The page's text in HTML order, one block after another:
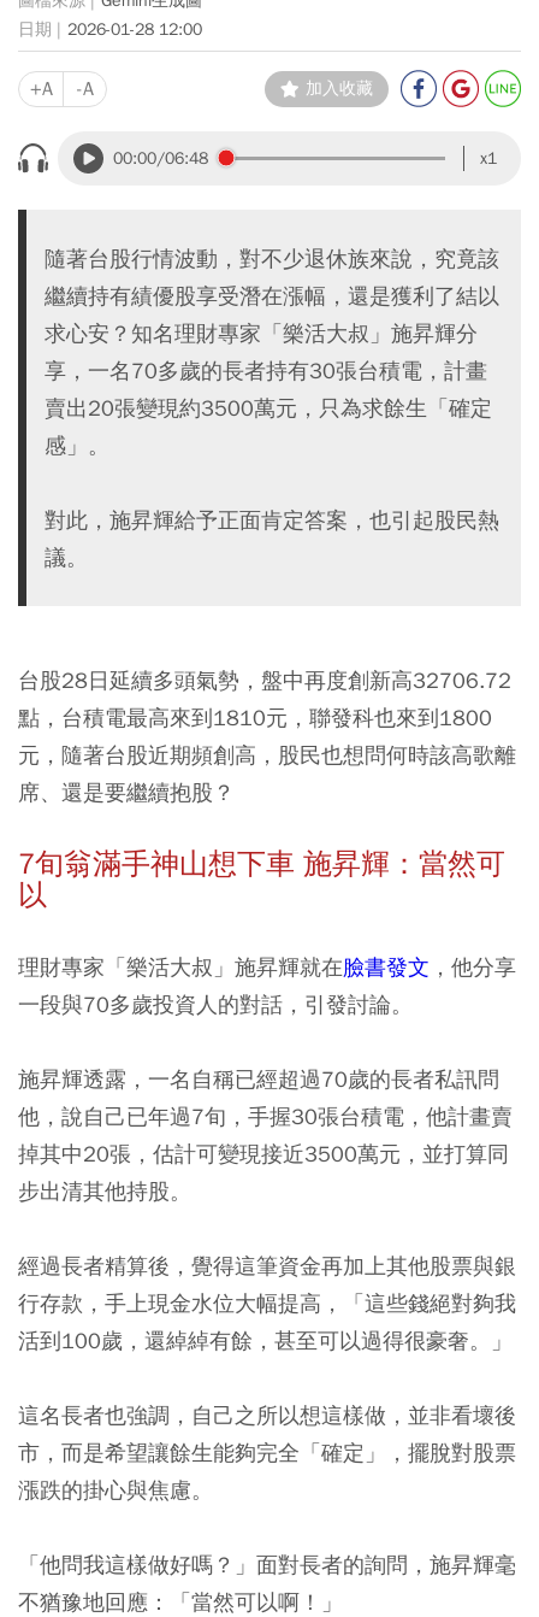
2026-01-28 12:00
+A -A 加入收藏
00:00/06:48 x1
隨著台股行情波動，對不少退休族來說，究竟該
繼續持有績優股享受潛在漲幅，還是獲利了結以
求心安？知名理財專家「樂活大叔」施昇輝分
享，一名70多歲的長者持有30張台積電，計畫
賣出20張變現約3500萬元，只為求餘生「確定
感」。
對此，施昇輝給予正面肯定答案，也引起股民熱
議。
台股28日延續多頭氣勢，盤中再度創新高32706.72
點，台積電最高來到1810元，聯發科也來到1800
元，隨著台股近期頻創高，股民也想問何時該高歌離
席、還是要繼續抱股？
7旬翁滿手神山想下車 施昇輝：當然可
以
理財專家「樂活大叔」施昇輝就在臉書發文 ，他分享
一段與70多歲投資人的對話，引發討論。
施昇輝透露，一名自稱已經超過70歲的長者私訊問
他，說自己已年過7旬，手握30張台積電，他計畫賣
掉其中20張，估計可變現接近3500萬元，並打算同
步出清其他持股。
經過長者精算後，覺得這筆資金再加上其他股票與銀
行存款，手上現金水位大幅提高，「這些錢絕對夠我
活到100歲，還綽綽有餘，甚至可以過得很豪奢。」
這名長者也強調，自己之所以想這樣做，並非看壞後
市，而是希望讓餘生能夠完全「確定」，擺脫對股票
漲跌的掛心與焦慮。
「他問我這樣做好嗎？」面對長者的詢問，施昇輝毫
不猶豫地回應：「當然可以啊！」